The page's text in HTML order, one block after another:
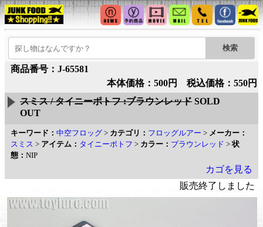
商品番号：J-65581
本体価格：500円 税込価格：550円
スミス / タイニーポトフ :ブラウンレッド SOLD
OUT
キーワード： 中空フロッグ > カテゴリ： フロッグルアー > メーカー：
スミス > アイテム： タイニーポトフ > カラー： ブラウンレッド >状
態： NIP
カゴを見る
販売終了しました